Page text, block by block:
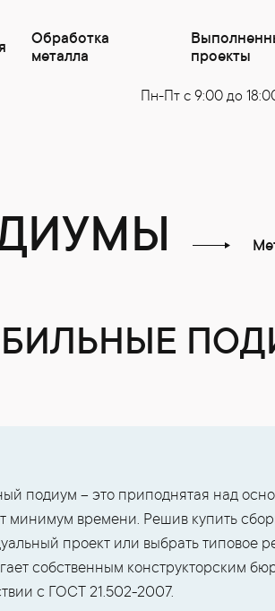
Обработка
металла
проекты
Пн-Пт с 9:00 до
подиум – это приподнятая над
минимум времени. Решив купить
проект или выбрать типовое
собственным конструкторским
с ГОСТ 21.502-2007.